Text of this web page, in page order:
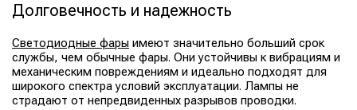
Долговечность и надежность
Светодиодные фары имеют значительно больший срок
службы, чем обычные фары. Они устойчивы к вибрациям и
механическим повреждениям и идеально подходят для
широкого спектра условий эксплуатации. Лампы не
страдают от непредвиденных разрывов проводки.